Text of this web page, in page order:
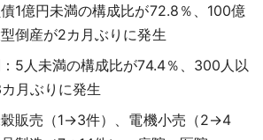
1億円未満の構成比が72.8％、100億
倒産が2カ月ぶりに発生
5人未満の構成比が74.4％、300人以
カ月ぶりに発生
販売（1→3件）、電機小売（2→4